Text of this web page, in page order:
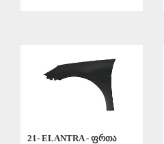
21- ELANTRA - ფრთა